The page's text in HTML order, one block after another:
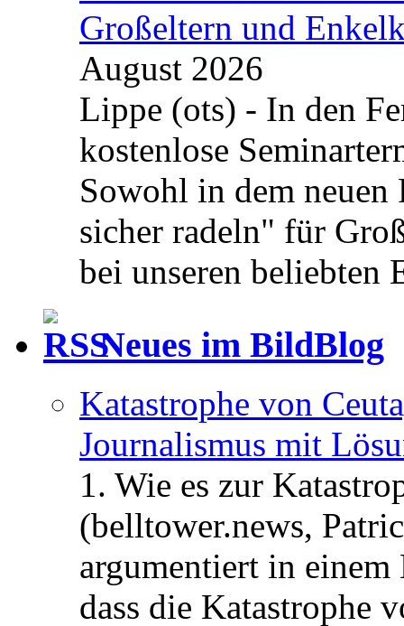
Großeltern und
August 2026
Lippe (ots) - In den
kostenlose
Sowohl in dem neuen
sicher radeln" für
bei unseren beliebten
Neues im BildBlog
Katastrophe von
Journalismus mit
1. Wie es zur
(belltower.news,
argumentiert in
dass die Katastrophe